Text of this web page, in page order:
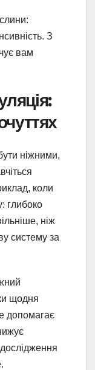
З
вам
ніжними,
коли
глибоко
ніж
систему за
щодня
допомагає